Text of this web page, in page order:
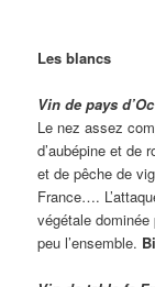
Les blancs
Vin de pays
Le nez assez
d’aubépine et de
et de pêche de
France….
végétale
peu l’ensemble.